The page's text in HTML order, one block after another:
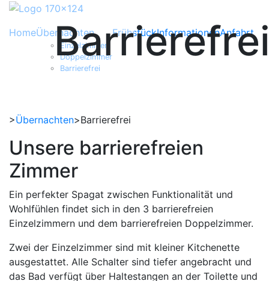
HomeÜbernachten
Einzelzimmer
Doppelzimmer
Barrierefrei
FrühstückInformationenAnfahrt
>Übernachten>Barrierefrei
Unsere barrierefreien
Zimmer
Ein perfekter Spagat zwischen Funktionalität und
Wohlfühlen findet sich in den 3 barrierefreien
Einzelzimmern und dem barrierefreien Doppelzimmer.
Zwei der Einzelzimmer sind mit kleiner Kitchenette
ausgestattet. Alle Schalter sind tiefer angebracht und
das Bad verfügt über Haltestangen an der Toilette und